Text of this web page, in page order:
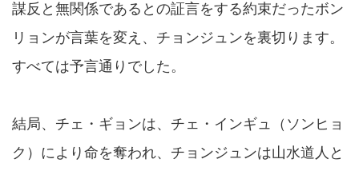
謀反と無関係であるとの証言をする約束だったボン
リョンが言葉を変え、チョンジュンを裏切ります。
すべては予言通りでした。
結局、チェ・ギョンは、チェ・インギュ（ソンヒョ
ク）により命を奪われ、チョンジュンは山水道人と